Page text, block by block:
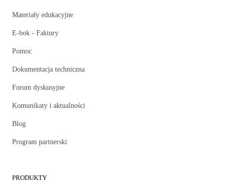
Materiały edukacyjne
E-bok - Faktury
Pomoc
Dokumentacja techniczna
Forum dyskusyjne
Komunikaty i aktualności
Blog
Program partnerski
PRODUKTY